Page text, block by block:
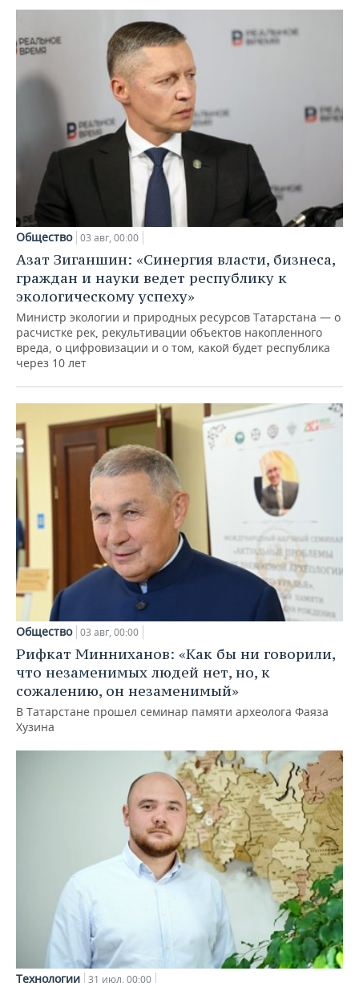
Общество 03 авг, 00:00
Азат Зиганшин: «Синергия власти, бизнеса,
граждан и науки ведет республику к
экологическому успеху»
Министр экологии и природных ресурсов Татарстана — о
расчистке рек, рекультивации объектов накопленного
вреда, о цифровизации и о том, какой будет республика
через 10 лет
Общество 03 авг, 00:00
Рифкат Минниханов: «Как бы ни говорили,
что незаменимых людей нет, но, к
сожалению, он незаменимый»
В Татарстане прошел семинар памяти археолога Фаяза
Хузина
Технологии 31 июл, 00:00